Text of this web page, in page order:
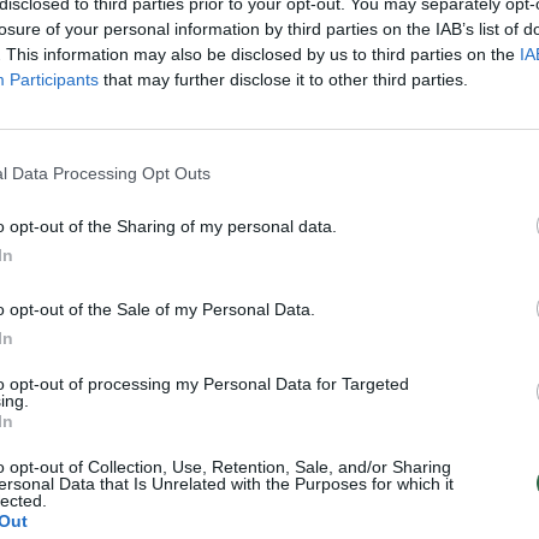
of your personal information by third parties on the IAB’s list of
This information may also be disclosed by us to third parties on the
Participants that may further disclose it to other third parties.
Data Processing Opt Outs
opt-out of the Sharing of my personal data.
opt-out of the Sale of my Personal Data.
opt-out of processing my Personal Data for Targeted
opt-out of Collection, Use, Retention, Sale, and/or Sharing
Data that Is Unrelated with the Purposes for which it
(pateikė Kauno rajono Babtų kultūros
kolektyvas „Baltija“(vadovė Jurga
lietuvių bendruomenė);
įstaiga valstybinis dainų ir šokių
Nacionalinės Jono Basanavičiaus
kandidatus, dėl kurių bus